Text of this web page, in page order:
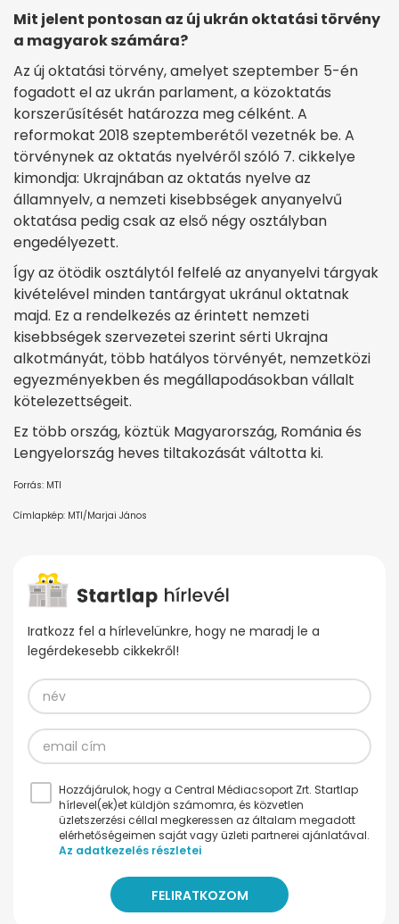
Mit jelent pontosan az új ukrán oktatási törvény
a magyarok számára?
Az új oktatási törvény, amelyet szeptember 5-én
fogadott el az ukrán parlament, a közoktatás
korszerűsítését határozza meg célként. A
reformokat 2018 szeptemberétől vezetnék be. A
törvénynek az oktatás nyelvéről szóló 7. cikkelye
kimondja: Ukrajnában az oktatás nyelve az
államnyelv, a nemzeti kisebbségek anyanyelvű
oktatása pedig csak az első négy osztályban
engedélyezett.
Így az ötödik osztálytól felfelé az anyanyelvi tárgyak
kivételével minden tantárgyat ukránul oktatnak
majd. Ez a rendelkezés az érintett nemzeti
kisebbségek szervezetei szerint sérti Ukrajna
alkotmányát, több hatályos törvényét, nemzetközi
egyezményekben és megállapodásokban vállalt
kötelezettségeit.
Ez több ország, köztük Magyarország, Románia és
Lengyelország heves tiltakozását váltotta ki.
Forrás: MTI
Címlapkép: MTI/Marjai János
Iratkozz fel a hírlevelünkre, hogy ne maradj le a
legérdekesebb cikkekről!
Hozzájárulok, hogy a Central Médiacsoport Zrt. Startlap
hírlevel(ek)et küldjön számomra, és közvetlen
üzletszerzési céllal megkeressen az általam megadott
elérhetőségeimen saját vagy üzleti partnerei ajánlatával.
Az adatkezelés részletei